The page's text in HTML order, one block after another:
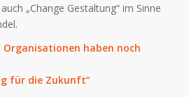
„Change Gestaltung“ im Sinne
Organisationen haben noch
für die Zukunft“